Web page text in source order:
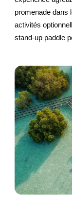
promenade dans
activités
stand-up paddle